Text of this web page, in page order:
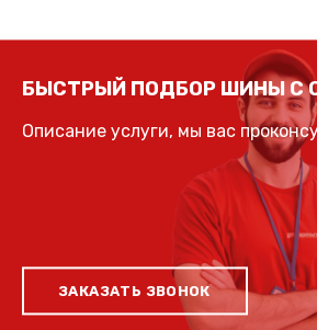
БЫСТРЫЙ ПОДБОР ШИНЫ С
Описание услуги, мы вас
ЗАКАЗАТЬ ЗВОНОК